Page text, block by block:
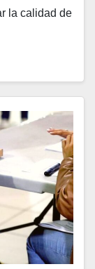
la calidad de